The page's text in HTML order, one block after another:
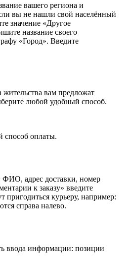
вашего региона и
вы не нашли свой населённый
значение «Другое
название своего
«Город». Введите
жительства вам предложат
любой удобный способ.
способ оплаты.
ФИО, адрес доставки, номер
к заказу» введите
пригодиться курьеру, например:
справа налево.
ввода информации: позиции